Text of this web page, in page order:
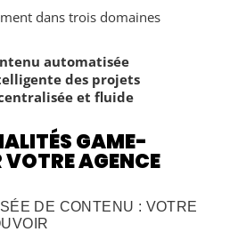
dans trois domaines
automatisée
des projets
et fluide
GAME-
AGENCE
DE CONTENU : VOTRE